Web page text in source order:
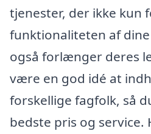
tjenester, der ikke kun
funktionaliteten af
også forlænger deres
være en god idé at
forskellige fagfolk, så
bedste pris og service.